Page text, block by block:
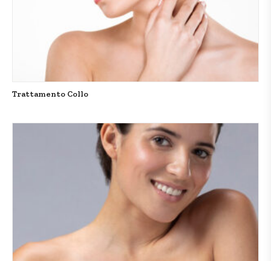
Trattamento Collo